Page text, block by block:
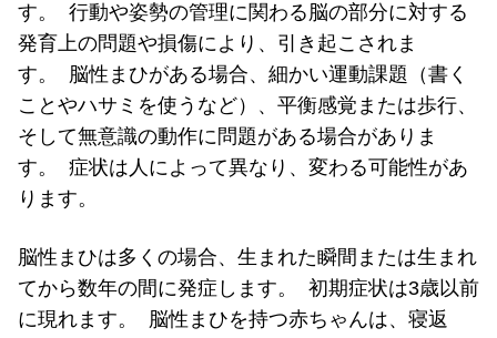
す。 行動や姿勢の管理に関わる脳の部分に対する
発育上の問題や損傷により、引き起こされま
す。 脳性まひがある場合、細かい運動課題（書く
ことやハサミを使うなど）、平衡感覚または歩行、
そして無意識の動作に問題がある場合がありま
す。 症状は人によって異なり、変わる可能性があ
ります。
脳性まひは多くの場合、生まれた瞬間または生まれ
てから数年の間に発症します。 初期症状は3歳以前
に現れます。 脳性まひを持つ赤ちゃんは、寝返